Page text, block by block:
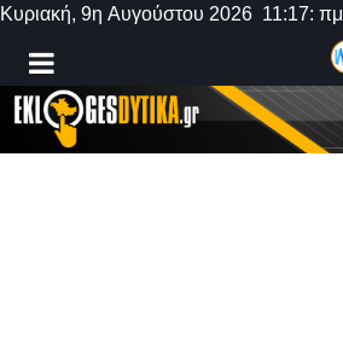
Κυριακή, 9η Αυγούστου 2026 11:17: πμ